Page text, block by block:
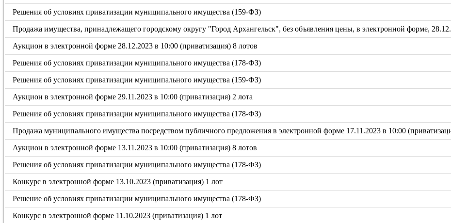
Решения об условиях приватизации муниципального имущества (159-ФЗ)
Продажа имущества, принадлежащего городскому округу "Город Архангельск", без объявления цены, в электронной форме,
Аукцион в электронной форме 28.12.2023 в 10:00 (приватизация) 8 лотов
Решения об условиях приватизации муниципального имущества (178-ФЗ)
Решения об условиях приватизации муниципального имущества (159-ФЗ)
Аукцион в электронной форме 29.11.2023 в 10:00 (приватизация) 2 лота
Решения об условиях приватизации муниципального имущества (178-ФЗ)
Продажа муниципального имущества посредством публичного предложения в электронной форме 17.11.2023 в 10:00
Аукцион в электронной форме 13.11.2023 в 10:00 (приватизация) 8 лотов
Решения об условиях приватизации муниципального имущества (178-ФЗ)
Конкурс в электронной форме 13.10.2023 (приватизация) 1 лот
Решение об условиях приватизации муниципального имущества (178-ФЗ)
Конкурс в электронной форме 11.10.2023 (приватизация) 1 лот